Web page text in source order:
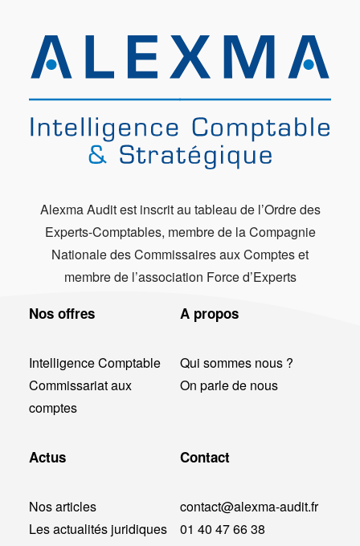
Alexma Audit est inscrit au tableau de l’Ordre des
Experts-Comptables, membre de la Compagnie
Nationale des Commissaires aux Comptes et
membre de l’association Force d’Experts
Nos offres
Intelligence Comptable
Commissariat aux
comptes
A propos
Qui sommes nous ?
On parle de nous
Actus
Nos articles
Les actualités juridiques
Contact
contact@alexma-audit.fr
01 40 47 66 38